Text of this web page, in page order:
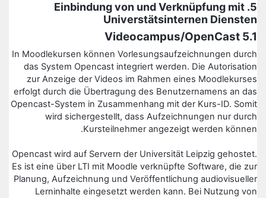
5. Einbindung von und Verknüpfung mit
Universtätsinternen Diensten
5.1 Videocampus/OpenCast
In Moodlekursen können Vorlesungsaufzeichnungen durch
das System Opencast integriert werden. Die Autorisation
zur Anzeige der Videos im Rahmen eines Moodlekurses
erfolgt durch die Übertragung des Benutzernamens an das
Opencast-System in Zusammenhang mit der Kurs-ID. Somit
wird sichergestellt, dass Aufzeichnungen nur durch
Kursteilnehmer angezeigt werden können.
Opencast wird auf Servern der Universität Leipzig gehostet.
Es ist eine über LTI mit Moodle verknüpfte Software, die zur
Planung, Aufzeichnung und Veröffentlichung audiovisueller
Lerninhalte eingesetzt werden kann. Bei Nutzung von